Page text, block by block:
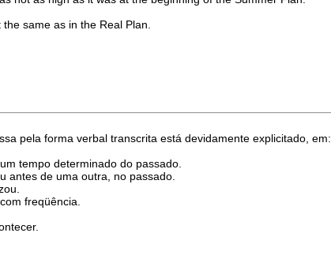
same as in the Real Plan.
pela forma verbal transcrita está devidamente explicitado, em:
tempo determinado do passado.
antes de uma outra, no passado.
freqüência.